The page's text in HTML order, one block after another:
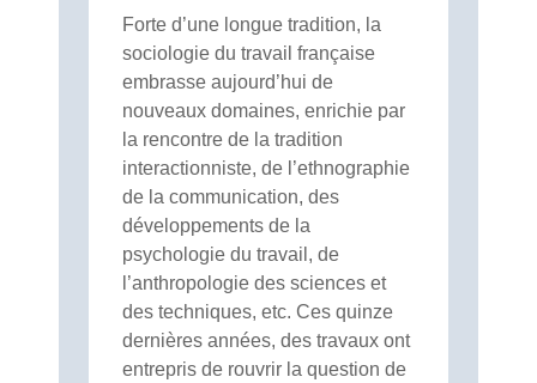
Forte d’une longue tradition, la
sociologie du travail française
embrasse aujourd’hui de
nouveaux domaines, enrichie par
la rencontre de la tradition
interactionniste, de l’ethnographie
de la communication, des
développements de la
psychologie du travail, de
l’anthropologie des sciences et
des techniques, etc. Ces quinze
dernières années, des travaux ont
entrepris de rouvrir la question de